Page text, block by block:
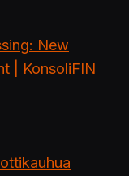
New
| KonsoliFIN